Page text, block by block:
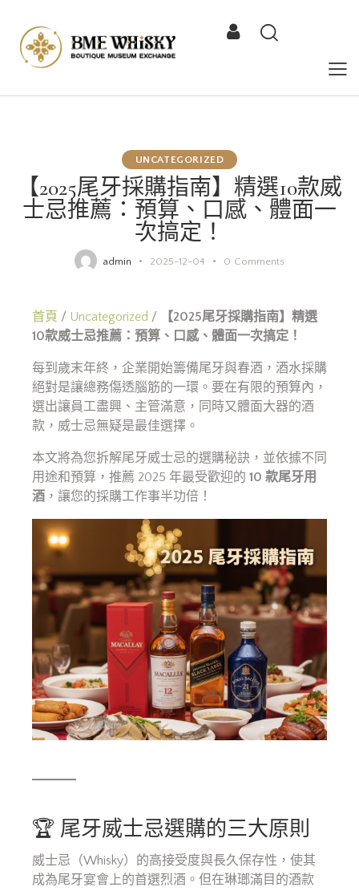
UNCATEGORIZED
【2025尾牙採購指南】精選10款威
士忌推薦：預算、口感、體面一
次搞定！
admin 2025-12-04 0 Comments
首頁 / Uncategorized /
【2025尾牙採購指南】精選
10款威士忌推薦：預算、口感、體面一次搞定！
每到歲末年終，企業開始籌備尾牙與春酒，酒水採購
絕對是讓總務傷透腦筋的一環。要在有限的預算內，
選出讓員工盡興、主管滿意，同時又體面大器的酒
款，威士忌無疑是最佳選擇。
本文將為您拆解尾牙威士忌的選購秘訣，並依據不同
用途和預算，推薦 2025 年最受歡迎的 10 款尾牙用
酒 ，讓您的採購工作事半功倍！
🏆 尾牙威士忌選購的三大原則
威士忌（Whisky）的高接受度與長久保存性，使其
成為尾牙宴會上的首選烈酒。但在琳瑯滿目的酒款